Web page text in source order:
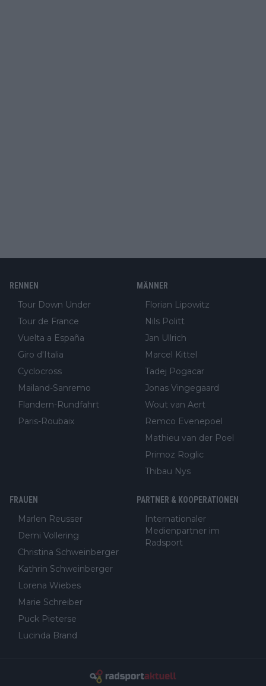
RENNEN
Tour Down Under
Tour de France
Vuelta a España
Giro d'Italia
Cyclocross
Mailand-Sanremo
Flandern-Rundfahrt
Paris-Roubaix
MÄNNER
Florian Lipowitz
Nils Politt
Jan Ullrich
Marcel Kittel
Tadej Pogacar
Jonas Vingegaard
Wout van Aert
Remco Evenepoel
Mathieu van der Poel
Primoz Roglic
Thibau Nys
FRAUEN
Marlen Reusser
Demi Vollering
Christina Schweinberger
Kathrin Schweinberger
Lorena Wiebes
Marie Schreiber
Puck Pieterse
Lucinda Brand
PARTNER & KOOPERATIONEN
Internationaler
Medienpartner im
Radsport